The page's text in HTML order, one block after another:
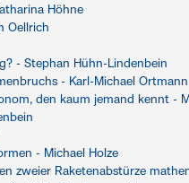
Höhne
Oellrich
- Stephan Hühn-Lindenbein
- Karl-Michael Ortmann
den kaum jemand kennt -
- Michael Holze
zweier Raketenabstürze